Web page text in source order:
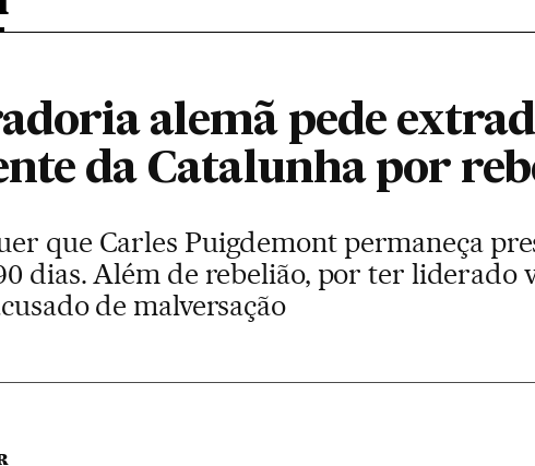
alemã pede
da Catalunha por
que Carles Puigdemont permaneça
dias. Além de rebelião, por ter liderado
de malversação